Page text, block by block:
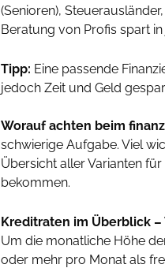
(Senioren),
Beratung von Profis spart
Tipp: Eine passende
jedoch Zeit und Geld
Worauf achten beim
schwierige Aufgabe. Viel
Übersicht aller Varianten für
bekommen.
Kreditraten im Überblick
Um die monatliche Höhe
oder mehr pro Monat als